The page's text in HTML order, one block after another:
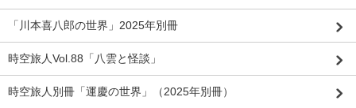
「川本喜八郎の世界」2025年別冊
時空旅人Vol.88「八雲と怪談」
時空旅人別冊「運慶の世界」（2025年別冊）